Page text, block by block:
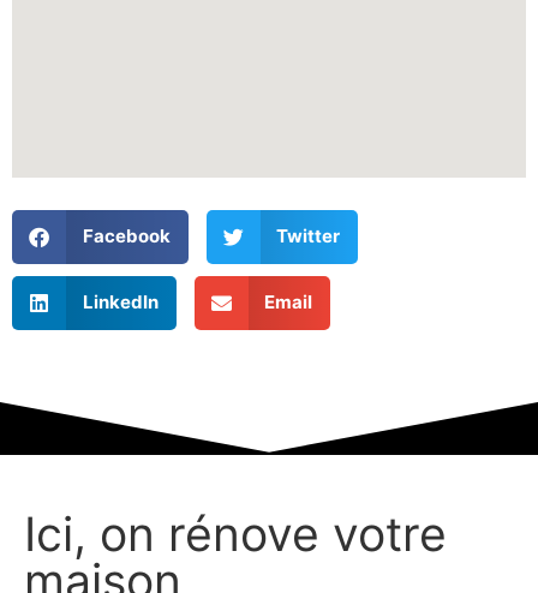
Facebook Twitter
LinkedIn Email
Ici, on rénove votre
maison